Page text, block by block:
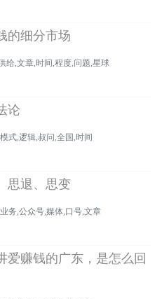
的细分市场
给,文章,时间,程度,问题,星球
论
式,逻辑,叔问,全国,时间
思退、思变
务,公众号,媒体,口号,文章
爱赚钱的广东，是怎么回